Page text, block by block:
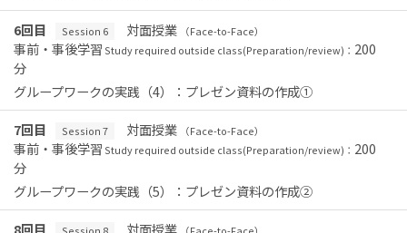
6回目
Session 6 対面授業 （Face-to-Face）
事前・事後学習 Study required outside class(Preparation/review)： 200
分
グループワークの実践（4）：プレゼン資料の作成①
7回目
Session 7 対面授業 （Face-to-Face）
事前・事後学習 Study required outside class(Preparation/review)： 200
分
グループワークの実践（5）：プレゼン資料の作成②
8回目
対面授業